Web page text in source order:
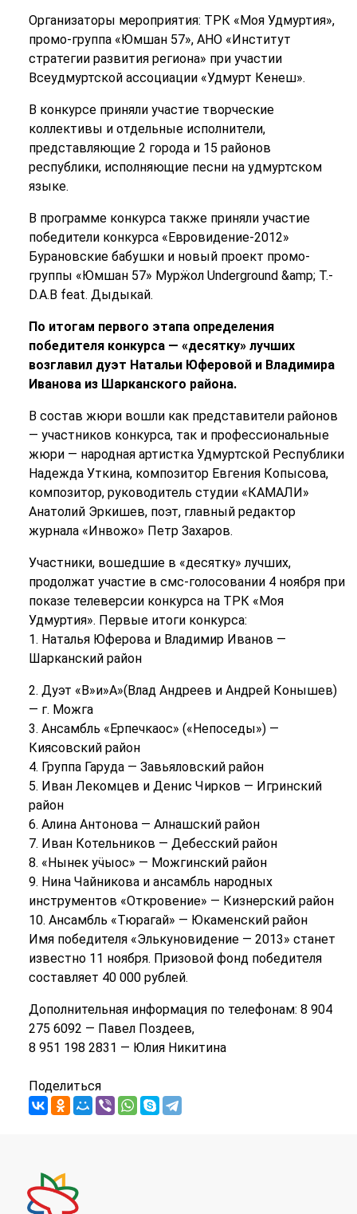
Организаторы мероприятия: ТРК «Моя Удмуртия»,
промо-группа «Юмшан 57», АНО «Институт
стратегии развития региона» при участии
Всеудмуртской ассоциации «Удмурт Кенеш».
В конкурсе приняли участие творческие
коллективы и отдельные исполнители,
представляющие 2 города и 15 районов
республики, исполняющие песни на удмуртском
языке.
В программе конкурса также приняли участие
победители конкурса «Евровидение-2012»
Бурановские бабушки и новый проект промо-
группы «Юмшан 57» Мурӝол Underground &amp; T.-
D.A.B feat. Дыдыкай.
По итогам первого этапа определения
победителя конкурса — «десятку» лучших
возглавил дуэт Натальи Юферовой и Владимира
Иванова из Шарканского района.
В состав жюри вошли как представители районов
— участников конкурса, так и профессиональные
жюри — народная артистка Удмуртской Республики
Надежда Уткина, композитор Евгения Копысова,
композитор, руководитель студии «КАМАЛИ»
Анатолий Эркишев, поэт, главный редактор
журнала «Инвожо» Петр Захаров.
Участники, вошедшие в «десятку» лучших,
продолжат участие в смс-голосовании 4 ноября при
показе телеверсии конкурса на ТРК «Моя
Удмуртия». Первые итоги конкурса:
1. Наталья Юферова и Владимир Иванов —
Шарканский район
2. Дуэт «В»и»А»(Влад Андреев и Андрей Конышев)
— г. Можга
3. Ансамбль «Ерпечкаос» («Непоседы») —
Киясовский район
4. Группа Гаруда — Завьяловский район
5. Иван Лекомцев и Денис Чирков — Игринский
район
6. Алина Антонова — Алнашский район
7. Иван Котельников — Дебесский район
8. «Нынек уӵыос» — Можгинский район
9. Нина Чайникова и ансамбль народных
инструментов «Откровение» — Кизнерский район
10. Ансамбль «Тюрагай» — Юкаменский район
Имя победителя «Элькуновидение — 2013» станет
известно 11 ноября. Призовой фонд победителя
составляет 40 000 рублей.
Дополнительная информация по телефонам: 8 904
275 6092 — Павел Поздеев,
8 951 198 2831 — Юлия Никитина
Поделиться